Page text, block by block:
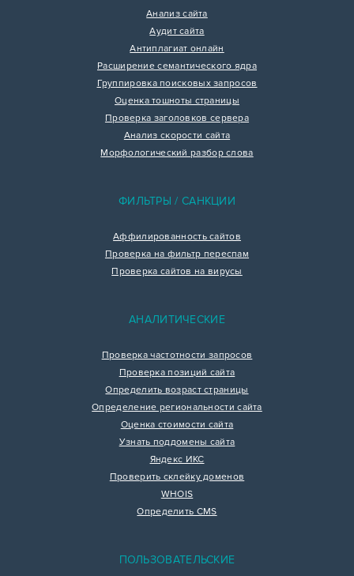
Анализ сайта
Аудит сайта
Антиплагиат онлайн
Расширение семантического ядра
Группировка поисковых запросов
Оценка тошноты страницы
Проверка заголовков сервера
Анализ скорости сайта
Морфологический разбор слова
ФИЛЬТРЫ / САНКЦИИ
Аффилированность сайтов
Проверка на фильтр переспам
Проверка сайтов на вирусы
АНАЛИТИЧЕСКИЕ
Проверка частотности запросов
Проверка позиций сайта
Определить возраст страницы
Определение региональности сайта
Оценка стоимости сайта
Узнать поддомены сайта
Яндекс ИКС
Проверить склейку доменов
WHOIS
Определить CMS
ПОЛЬЗОВАТЕЛЬСКИЕ